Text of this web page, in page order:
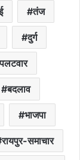
तंज
दुर्ग
बदलाव
भाजपा
रायपुर-समाचार